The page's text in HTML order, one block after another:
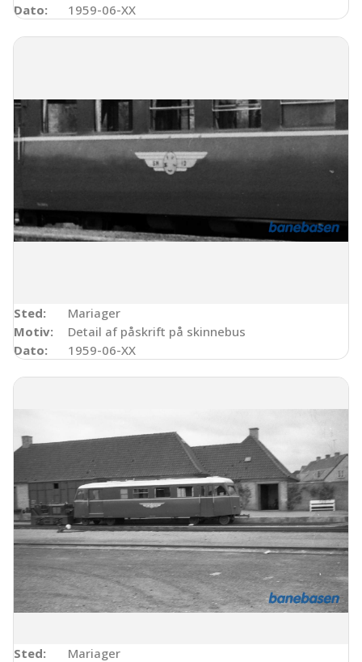
Dato:
1959-06-XX
Sted:
Mariager
Motiv:
Detail af påskrift på skinnebus
Dato:
1959-06-XX
Sted:
Mariager